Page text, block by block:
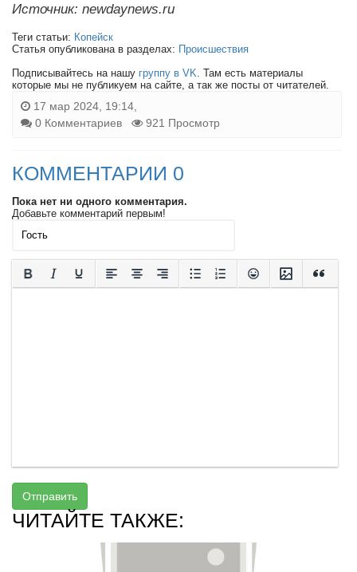
Источник: newdaynews.ru
Теги статьи: Копейск
Статья опубликована в разделах: Происшествия
Подписывайтесь на нашу группу в VK . Там есть материалы
которые мы не публикуем на сайте, а так же посты от читателей.
17 мар 2024, 19:14,
0 Комментариев
921 Просмотр
КОММЕНТАРИИ 0
Пока нет ни одного комментария.
Добавьте комментарий первым!
Отправить
ЧИТАЙТЕ ТАКЖЕ: